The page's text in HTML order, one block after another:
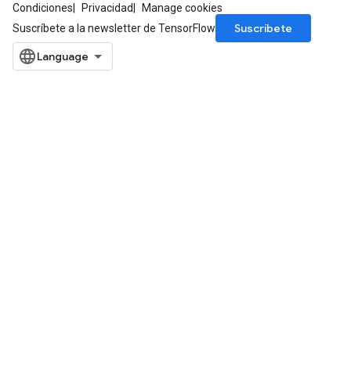
Condiciones Privacidad
Manage cookies
Suscríbete a la newsletter de TensorFlow
Suscríbete